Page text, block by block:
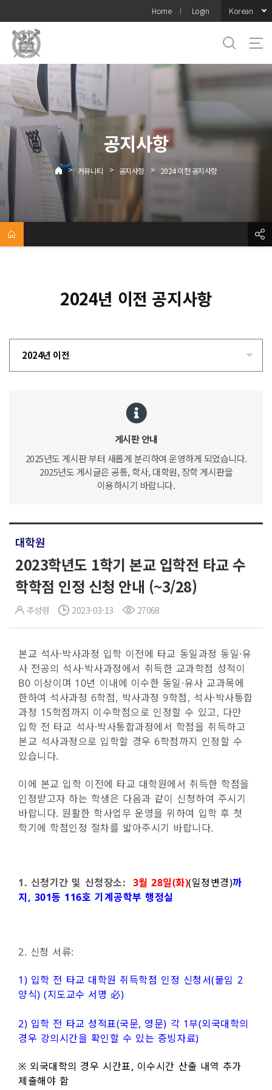
메뉴
Home Login Korean
공지사항
> 커뮤니티 > 공지사항 > 2024 이전 공지사항
2024년 이전 공지사항
2024년 이전
게시판 안내
2025년도 게시판 부터 새롭게 분리하여 운영하게 되었습니다.
2025년도 게시글은 공통, 학사, 대학원, 장학 게시판을
이용하시기 바랍니다.
대학원
2023학년도 1학기 본교 입학전 타교 수
학학점 인정 신청 안내 (~3/28)
추성령 2023-03-13 27068
본교 석사·박사과정 입학 이전에 타교 동일과정 동일·유
사 전공의 석사·박사과정에서 취득한 교과학점 성적이
B0 이상이며 10년 이내에 이수한 동일·유사 교과목에
한하여 석사과정 6학점, 박사과정 9학점, 석사·박사통합
과정 15학점까지 이수학점으로 인정할 수 있고, 다만
입학 전 타교 석사·박사통합과정에서 학점을 취득하고
본교 석사과정으로 입학할 경우 6학점까지 인정할 수
있습니다.
이에 본교 입학 이전에 타교 대학원에서 취득한 학점을
인정받고자 하는 학생은 다음과 같이 신청하여 주시기
바랍니다. 원활한 학사업무 운영을 위하여 입학 후 첫
학기에 학점인정 절차를 밟아주시기 바랍니다.
1. 신청기간 및 신청장소: 3월 28일(화)(일정변경)까
지, 301동 116호 기계공학부 행정실
2. 신청 서류:
1) 입학 전 타교 대학원 취득학점 인정 신청서(붙임 2
양식) (지도교수 서명 必)
2) 입학 전 타교 성적표(국문, 영문) 각 1부(외국대학의
경우 강의시간을 확인할 수 있는 증빙자료)
※ 외국대학의 경우 시간표, 이수시간 산출 내역 추가
제출해야 함